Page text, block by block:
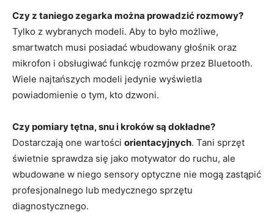
Czy z taniego zegarka można prowadzić rozmowy?
Tylko z wybranych modeli. Aby to było możliwe,
smartwatch musi posiadać wbudowany głośnik oraz
mikrofon i obsługiwać funkcję rozmów przez Bluetooth.
Wiele najtańszych modeli jedynie wyświetla
powiadomienie o tym, kto dzwoni.
Czy pomiary tętna, snu i kroków są dokładne?
Dostarczają one wartości orientacyjnych. Tani sprzęt
świetnie sprawdza się jako motywator do ruchu, ale
wbudowane w niego sensory optyczne nie mogą zastąpić
profesjonalnego lub medycznego sprzętu
diagnostycznego.